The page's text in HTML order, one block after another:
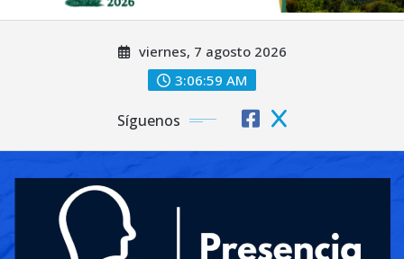
viernes, 7 agosto 2026
3:07:01 AM
Síguenos